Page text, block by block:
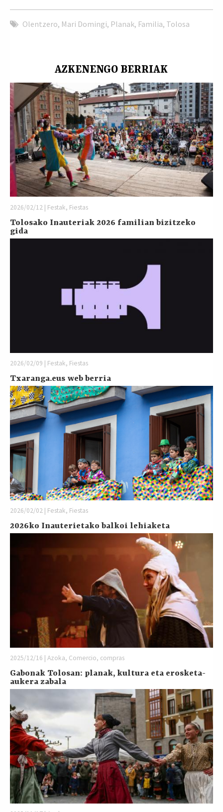
Olentzero, Mari Domingi, Planak, Familia, Tolosa
AZKENENGO BERRIAK
2026/02/12 | Festak, Fiestas
Tolosako Inauteriak 2026 familian bizitzeko
gida
2026/02/09 | Festak, Fiestas
Txaranga.eus web berria
2026/02/02 | Festak, Fiestas
2026ko Inauterietako balkoi lehiaketa
2025/12/16 | Azoka, Comercio, compras
Gabonak Tolosan: planak, kultura eta erosketa-
aukera zabala